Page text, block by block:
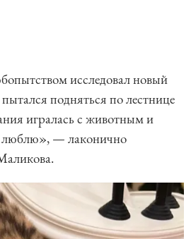
исследовал новый
подняться по лестнице
игралась с животным и
люблю», — лаконично